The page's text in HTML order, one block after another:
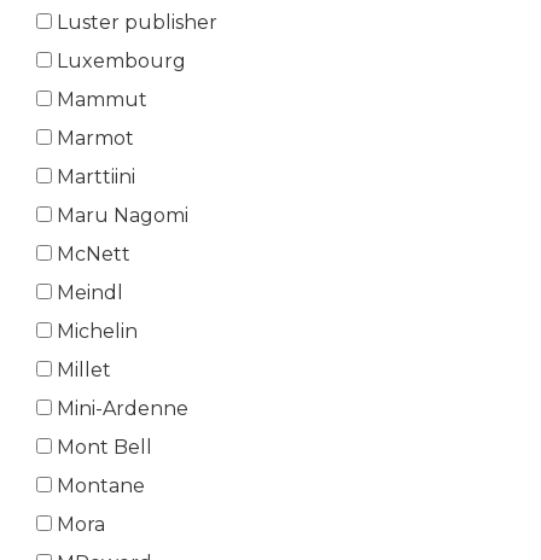
Luster publisher
Luxembourg
Mammut
Marmot
Marttiini
Maru Nagomi
McNett
Meindl
Michelin
Millet
Mini-Ardenne
Mont Bell
Montane
Mora